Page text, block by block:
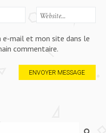
e-mail et mon site dans le
commentaire.